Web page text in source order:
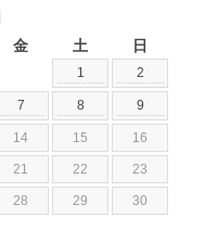
金 土 日
1 2
7 8 9
14 15 16
21 22 23
28 29 30